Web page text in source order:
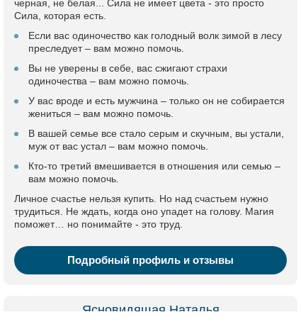
черная, не белая... Сила не имеет цвета - это просто
Сила, которая есть.
Если вас одиночество как голодный волк зимой в лесу
преследует – вам можно помочь.
Вы не уверены в себе, вас сжигают страхи
одиночества – вам можно помочь.
У вас вроде и есть мужчина – только он не собирается
жениться – вам можно помочь.
В вашей семье все стало серым и скучным, вы устали,
муж от вас устал – вам можно помочь.
Кто-то третий вмешивается в отношения или семью –
вам можно помочь.
Личное счастье нельзя купить. Но над счастьем нужно
трудиться. Не ждать, когда оно упадет на голову. Магия
поможет… но понимайте - это труд.
Подробный профиль и отзывы
Ясновидящая Наталья